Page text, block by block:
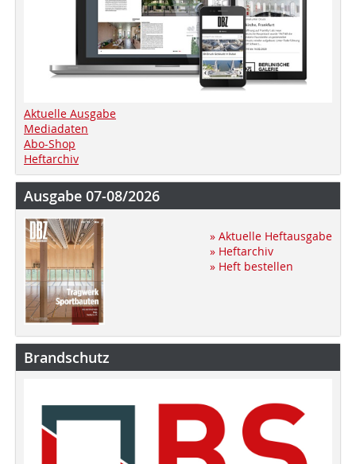
Aktuelle Ausgabe
Mediadaten
Abo-Shop
Heftarchiv
Ausgabe 07-08/2026
» Aktuelle Heftausgabe
» Heftarchiv
» Heft bestellen
Brandschutz